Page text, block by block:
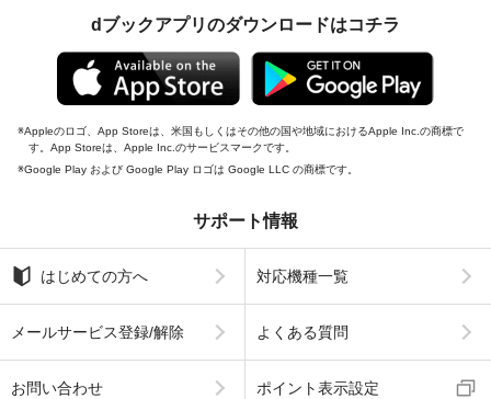
dブックアプリのダウンロードはコチラ
Appleのロゴ、App Storeは、米国もしくはその他の国や地域におけるApple Inc.の商標で
す。App Storeは、Apple Inc.のサービスマークです。
Google Play および Google Play ロゴは Google LLC の商標です。
サポート情報
はじめての方へ 対応機種一覧
メールサービス登録/解除 よくある質問
お問い合わせ ポイント表示設定